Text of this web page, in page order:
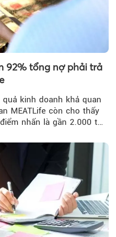
92% tổng nợ phải trả
kinh doanh khả quan
MEATLife còn cho thấy
nhấn là gần 2.000 tỷ